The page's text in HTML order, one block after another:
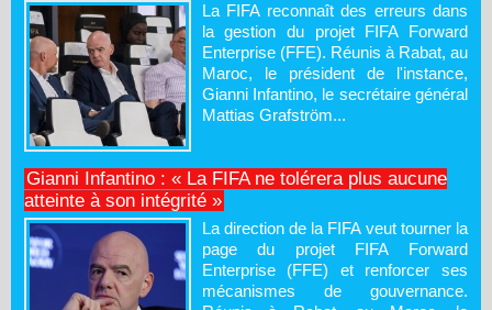
La FIFA reconnaît des erreurs dans
la gestion du projet FIFA Forward
Enterprise (FFE). Réunis à Rabat, au
Maroc, le président de l'instance,
Gianni Infantino, le secrétaire général
Mattias Grafström...
Gianni Infantino : « La FIFA ne tolérera plus aucune
atteinte à son intégrité »
La direction de la FIFA veut tourner la
page du projet FIFA Forward
Enterprise (FFE) et renforcer ses
mécanismes de gouvernance.